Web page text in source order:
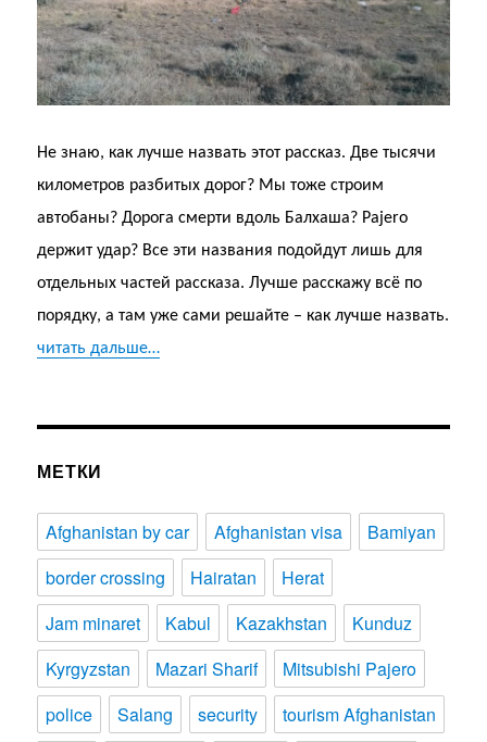
Не знаю, как лучше назвать этот рассказ. Две тысячи
километров разбитых дорог? Мы тоже строим
автобаны? Дорога смерти вдоль Балхаша? Pajero
держит удар? Все эти названия подойдут лишь для
отдельных частей рассказа. Лучше расскажу всё по
порядку, а там уже сами решайте – как лучше назвать.
читать дальше…
МЕТКИ
Afghanistan by car Afghanistan visa
Bamiyan
border crossing
Hairatan
Herat
Jam minaret
Kabul Kazakhstan
Kunduz
Kyrgyzstan
Mazari Sharif
Mitsubishi Pajero
police
Salang security
tourism Afghanistan